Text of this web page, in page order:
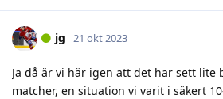
jg 21 okt 2023
Ja då är vi här igen att det har sett lite
matcher, en situation vi varit i säkert